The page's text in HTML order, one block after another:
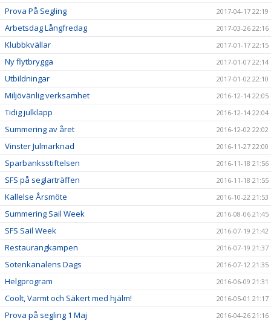
Prova På Segling 2017-04-17 22:19
Arbetsdag Långfredag 2017-03-26 22:16
Klubbkvällar 2017-01-17 22:15
Ny flytbrygga 2017-01-07 22:14
Utbildningar 2017-01-02 22:10
Miljövänlig verksamhet 2016-12-14 22:05
Tidig julklapp 2016-12-14 22:04
Summering av året 2016-12-02 22:02
Vinster Julmarknad 2016-11-27 22:00
Sparbanksstiftelsen 2016-11-18 21:56
SFS på seglarträffen 2016-11-18 21:55
Kallelse Årsmöte 2016-10-22 21:53
Summering Sail Week 2016-08-06 21:45
SFS Sail Week 2016-07-19 21:42
Restaurangkampen 2016-07-19 21:37
Sotenkanalens Dags 2016-07-12 21:35
Helgprogram 2016-06-09 21:31
Coolt, Varmt och Säkert med hjälm! 2016-05-01 21:17
Prova på segling 1 Maj 2016-04-26 21:16